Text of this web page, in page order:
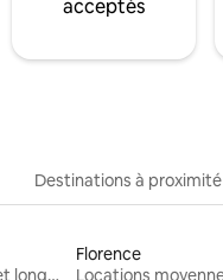
acceptés
Destinations à proximité
Locations moyenne et longue durée
Florence